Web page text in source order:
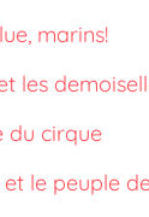
marins!
les
du cirque
le peuple